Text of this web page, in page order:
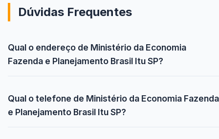
Dúvidas Frequentes
Qual o endereço de Ministério da Economia
Fazenda e Planejamento Brasil Itu SP?
Qual o telefone de Ministério da Economia Fazenda
e Planejamento Brasil Itu SP?